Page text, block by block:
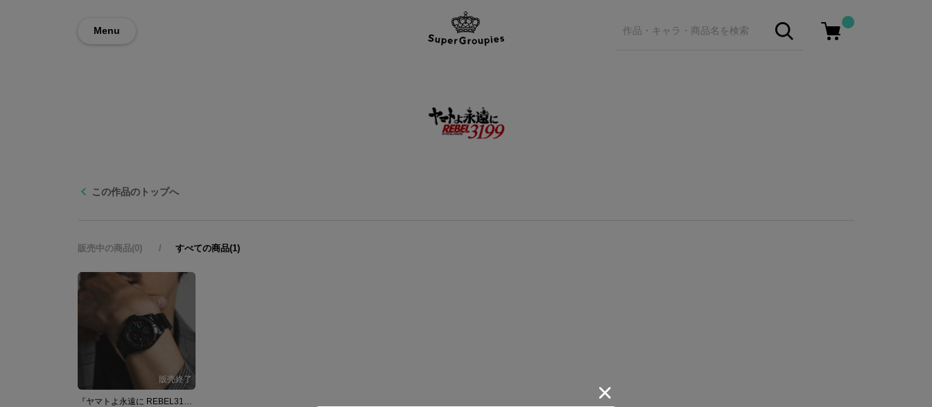
Menu
この作品のトップへ
販売中の商品(0) すべての商品(1)
『ヤマトよ永遠に REBEL3199』 モデル 腕時計